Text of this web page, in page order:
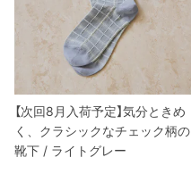
【次回8月入荷予定】気分ときめ
く、クラシックなチェック柄の
靴下 / ライトグレー